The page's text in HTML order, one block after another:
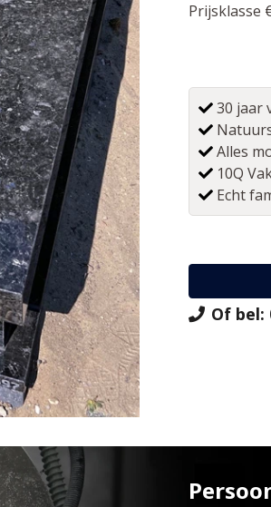
Prijsklasse
30 jaar
Alles
10Q
Echt
Of bel: